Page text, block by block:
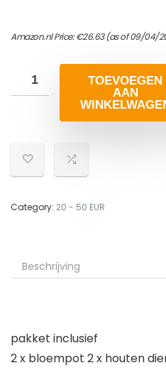
Amazon.nl Price:€26.63(as of 09/04/
TOEVOEGEN
AAN
Category: 20 - 50 EUR
Beschrijving
pakket inclusief
2 x bloempot 2 x houten